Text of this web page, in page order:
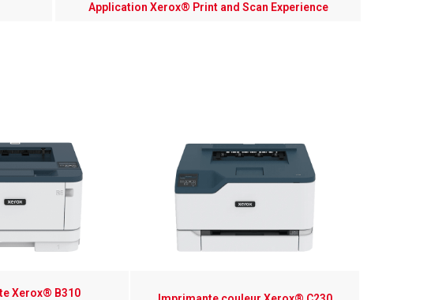
Application Xerox® Print and Scan Experience
Xerox® B310